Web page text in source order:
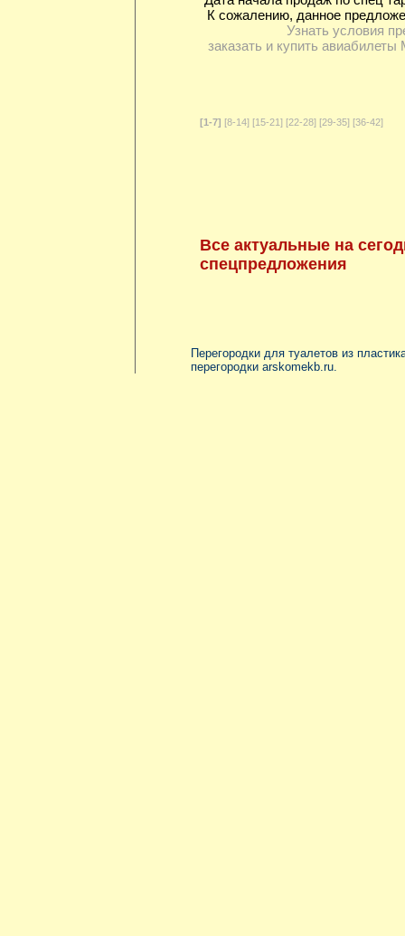
К сожалению, данное
Узнать условия
заказать и купить
[1-7] [8-14] [15-21] [22-28] [29-35] [36-42]
Все актуальные на
спецпредложения
Перегородки для туалетов из
перегородки arskomekb.ru.